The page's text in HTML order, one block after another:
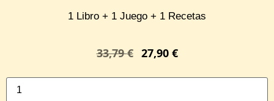
1 Libro + 1 Juego + 1 Recetas
33,79€ 27,90 €